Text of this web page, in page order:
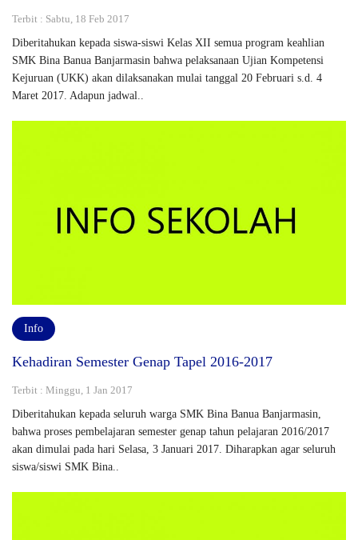
Terbit : Sabtu, 18 Feb 2017
Diberitahukan kepada siswa-siswi Kelas XII semua program keahlian
SMK Bina Banua Banjarmasin bahwa pelaksanaan Ujian Kompetensi
Kejuruan (UKK) akan dilaksanakan mulai tanggal 20 Februari s.d. 4
Maret 2017. Adapun jadwal..
Info
Kehadiran Semester Genap Tapel 2016-2017
Terbit : Minggu, 1 Jan 2017
Diberitahukan kepada seluruh warga SMK Bina Banua Banjarmasin,
bahwa proses pembelajaran semester genap tahun pelajaran 2016/2017
akan dimulai pada hari Selasa, 3 Januari 2017. Diharapkan agar seluruh
siswa/siswi SMK Bina..